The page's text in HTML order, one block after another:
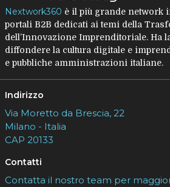
Nextwork360 è il più grande network
portali B2B dedicati ai temi della
dell’Innovazione Imprenditoriale. Ha
diffondere la cultura digitale e
e pubbliche amministrazioni italiane.
Indirizzo
Via Moretto da Brescia, 22
Milano - Italia
CAP 20133
Contatti
Contatta il nostro team per